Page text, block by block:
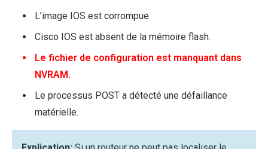
L’image IOS est corrompue.
Cisco IOS est absent de la mémoire flash.
Le fichier de configuration est manquant dans
NVRAM.
Le processus POST a détecté une défaillance
matérielle.